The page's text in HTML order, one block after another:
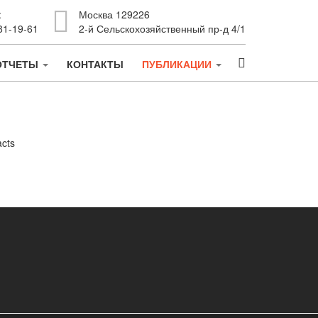
19-61
Москва 129226
2-й Сельскохозяйственный пр-д 4/1
КОНТАКТЫ ПУБЛИКАЦИИ